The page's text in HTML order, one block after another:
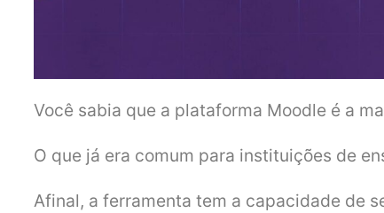
Você sabia que a plataforma Moodle é a
O que já era comum para instituições de
Afinal, a ferramenta tem a capacidade de